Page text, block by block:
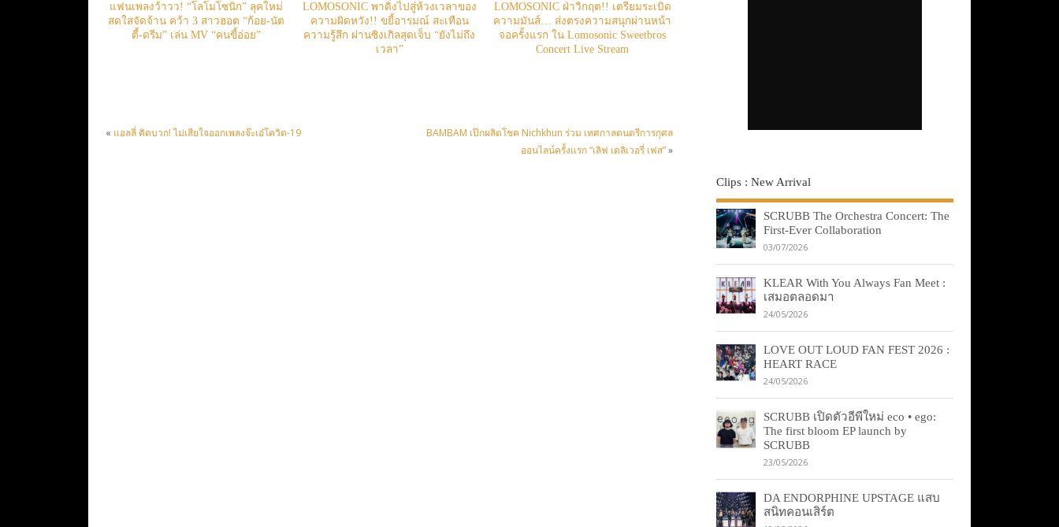
แฟนเพลงว้าวว! “โลโมโซนิก” ลุคใหม่
สดใสจัดจ้าน คว้า 3 สาวฮอต “ก้อย-นัต
ตี้-ดรีม” เล่น MV “คนขี้อ่อย”
LOMOSONIC พาดิ่งไปสู่ห้วงเวลาของ
ความผิดหวัง!! ขยี้อารมณ์ สะเทือน
ความรู้สึก ผ่านซิงเกิลสุดเจ็บ “ยังไม่ถึง
เวลา”
LOMOSONIC ฝ่าวิกฤต!! เตรียมระเบิด
ความมันส์… ส่งตรงความสนุกผ่านหน้า
จอครั้งแรก ใน Lomosonic Sweetbros
Concert Live Stream
« แอลลี่ คิดบวก! ไม่เสียใจออกเพลงจ๊ะเอ๋โควิด-19
BAMBAM เป๊กผลิตโชค Nichkhun ร่วม เทศกาลดนตรีการกุศล
ออนไลน์ครั้งแรก “เลิฟ เดลิเวอรี่ เฟส”»
Clips : New Arrival
SCRUBB The Orchestra Concert: The
First-Ever Collaboration
03/07/2026
KLEAR With You Always Fan Meet :
เสมอตลอดมา
24/05/2026
LOVE OUT LOUD FAN FEST 2026 :
HEART RACE
24/05/2026
SCRUBB เปิดตัวอีพีใหม่ eco • ego:
The first bloom EP launch by
SCRUBB
23/05/2026
DA ENDORPHINE UPSTAGE แสบ
สนิทคอนเสิร์ต